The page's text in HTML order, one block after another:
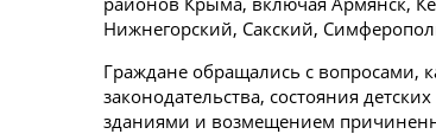
Нижнегорский, Сакский,
Граждане обращались с вопросами,
законодательства, состояния
зданиями и возмещением